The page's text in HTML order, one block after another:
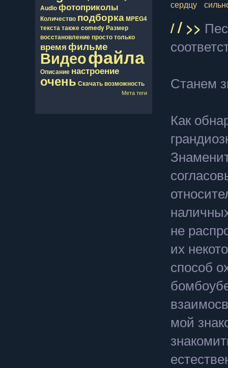
Audioфотоприколы
Количество подборкаMPEG4
текстатакжеcomedyРазмер
восcтановлениепростотолько
времяфильме
Видеофайла
Описание настроение
очень Скачатьвозможность
Мета теги
сердцу
// >>
Станем
Как
не
их
способ
мой